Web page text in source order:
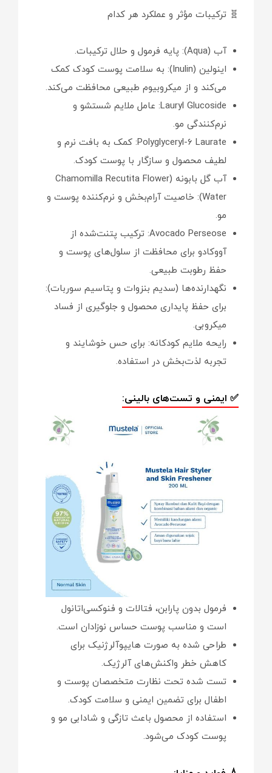
🧬 ترکیبات مؤثر و عملکرد هر کدام
آب (Aqua): پایه فرمول و حلال ترکیبات.
اینولین (Inulin): به سلامت پوست کودک کمک
می‌کند و از میکروبیوم طبیعی محافظت می‌کند.
Lauryl Glucoside: عامل ملایم شستشو و
نرم‌کنندگی مو.
Polyglyceryl-6 Laurate: کمک به بافت نرم و
لطیف محصول و سازگار با پوست کودک.
آب گل بابونه (Chamomilla Recutita Flower
Water): خاصیت آرام‌بخش و نرم‌کننده پوست و
مو.
Avocado Perseose: ترکیب پتنت‌شده از
آووکادو برای محافظت از سلول‌های پوست و
حفظ رطوبت طبیعی.
نگهدارنده‌ها (سدیم بنزوات و پتاسیم سوربات):
برای حفظ پایداری محصول و جلوگیری از فساد
میکروبی.
رایحه ملایم کودکانه: برای حس خوشایند و
تجربه لذت‌بخش در استفاده.
✅ ایمنی و تست‌های بالینی:
فرمول بدون پارابن، فتالات و فنوکسی‌اتانول
است و مناسب پوست حساس نوزادان است.
طراحی شده به صورت هایپوآلرژنیک برای
کاهش خطر واکنش‌های آلرژیک.
تست شده تحت نظارت متخصصان پوست و
اطفال برای تضمین ایمنی و سلامت کودک.
استفاده از محصول باعث تازگی و شادابی مو و
پوست کودک می‌شود.